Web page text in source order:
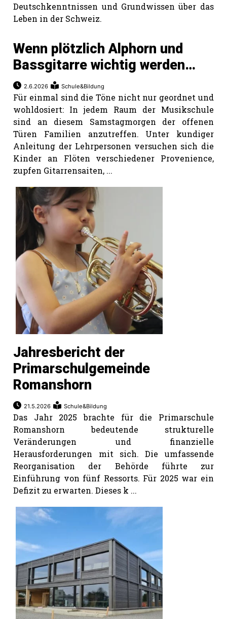
Deutschkenntnissen und Grundwissen über das
Leben in der Schweiz.
Wenn plötzlich Alphorn und
Bassgitarre wichtig werden…
2.6.2026 Schule&Bildung
Für einmal sind die Töne nicht nur geordnet und
wohldosiert: In jedem Raum der Musikschule
sind an diesem Samstagmorgen der offenen
Türen Familien anzutreffen. Unter kundiger
Anleitung der Lehrpersonen versuchen sich die
Kinder an Flöten verschiedener Provenience,
zupfen Gitarrensaiten, ...
Jahresbericht der
Primarschulgemeinde
Romanshorn
21.5.2026 Schule&Bildung
Das Jahr 2025 brachte für die Primarschule
Romanshorn bedeutende strukturelle
Veränderungen und finanzielle
Herausforderungen mit sich. Die umfassende
Reorganisation der Behörde führte zur
Einführung von fünf Ressorts. Für 2025 war ein
Defizit zu erwarten. Dieses k ...